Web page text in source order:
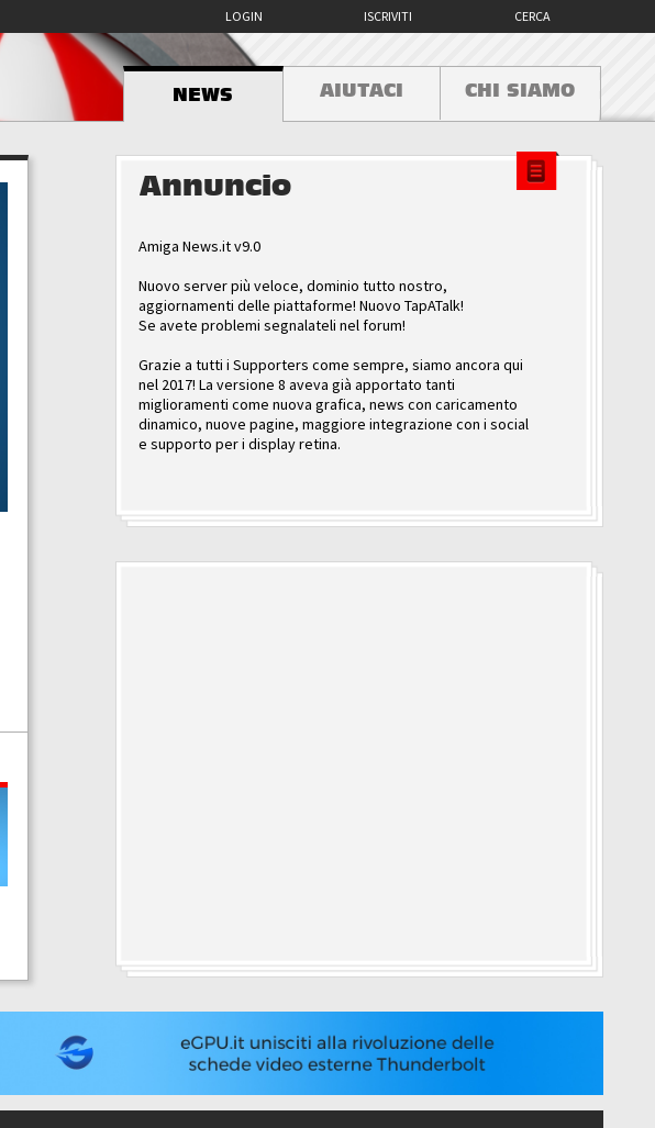
CERCA
ISCRIVITI
LOGIN
NEWS AIUTACI CHI SIAMO
Annuncio
Amiga News.it v9.0
Nuovo server più veloce, dominio tutto nostro,
aggiornamenti delle piattaforme! Nuovo TapATalk!
Se avete problemi segnalateli nel forum!
Grazie a tutti i Supporters come sempre, siamo ancora qui
nel 2017! La versione 8 aveva già apportato tanti
miglioramenti come nuova grafica, news con caricamento
dinamico, nuove pagine, maggiore integrazione con i social
e supporto per i display retina.